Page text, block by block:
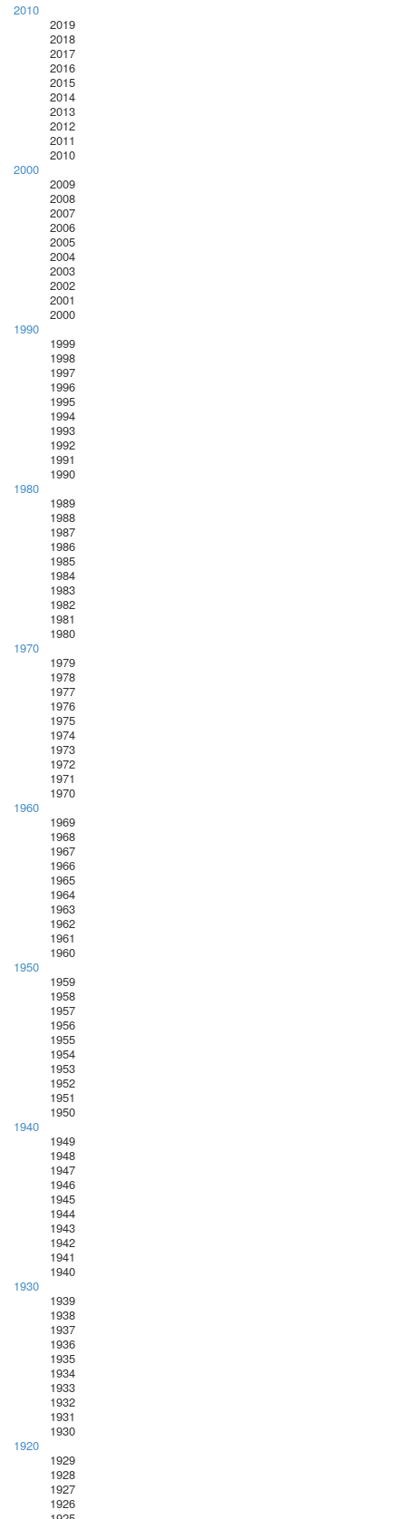
2010
2019
2018
2017
2016
2015
2014
2013
2012
2011
2010
2000
2009
2008
2007
2006
2005
2004
2003
2002
2001
2000
1990
1999
1998
1997
1996
1995
1994
1993
1992
1991
1990
1980
1989
1988
1987
1986
1985
1984
1983
1982
1981
1980
1970
1979
1978
1977
1976
1975
1974
1973
1972
1971
1970
1960
1969
1968
1967
1966
1965
1964
1963
1962
1961
1960
1950
1959
1958
1957
1956
1955
1954
1953
1952
1951
1950
1940
1949
1948
1947
1946
1945
1944
1943
1942
1941
1940
1930
1939
1938
1937
1936
1935
1934
1933
1932
1931
1930
1920
1929
1928
1927
1926